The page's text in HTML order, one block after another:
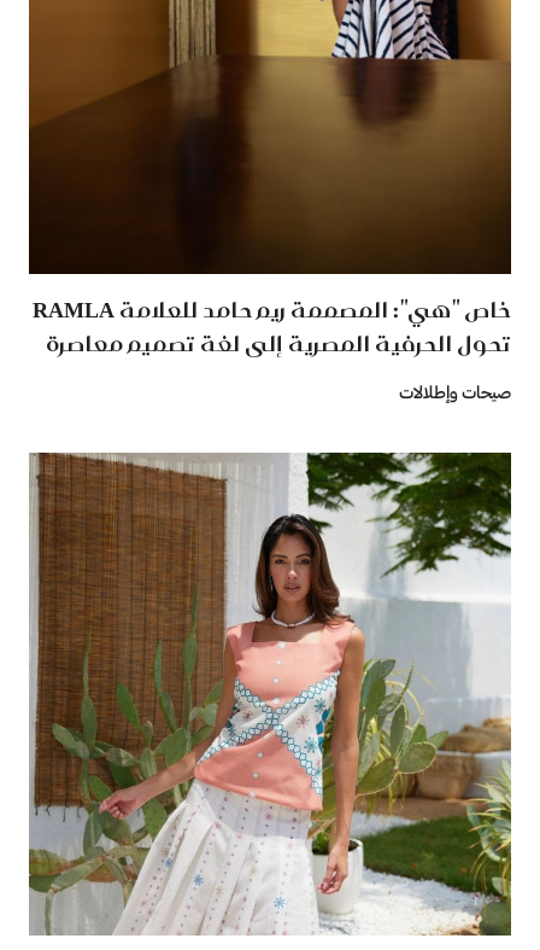
خاص "هي": المصممة ريم حامد للعلامة RAMLA
تحول الحرفية المصرية إلى لغة تصميم معاصرة
صيحات وإطلالات